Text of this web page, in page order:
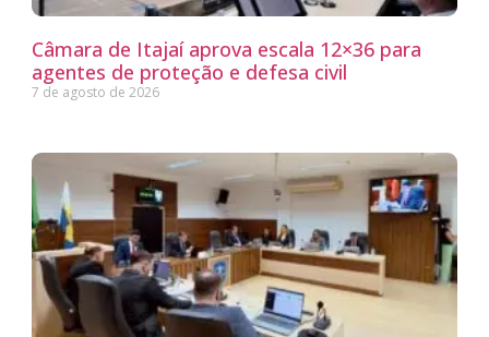
Câmara de Itajaí aprova escala 12×36 para
agentes de proteção e defesa civil
7 de agosto de 2026